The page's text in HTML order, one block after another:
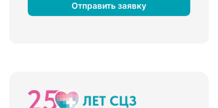
Отправить заявку